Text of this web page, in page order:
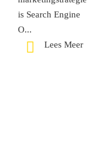
is Search Engine
O...
Lees Meer